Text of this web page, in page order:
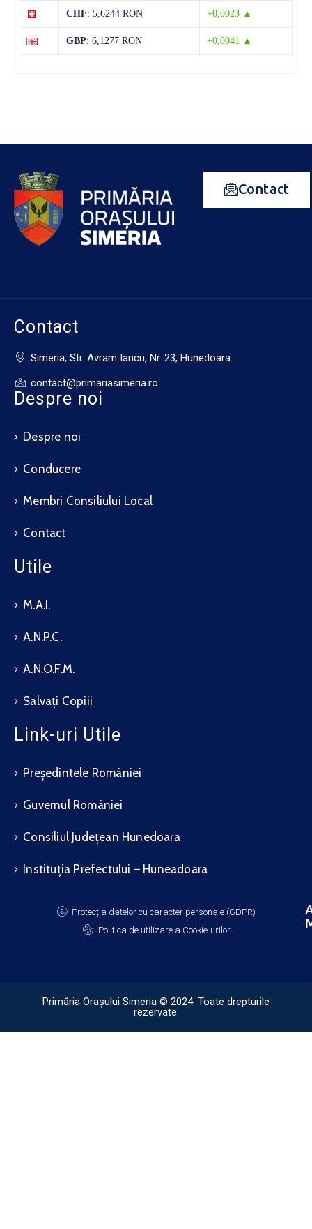
CHF: 5,6244 RON +0,0023 ▲
GBP: 6,1277 RON +0,0041 ▲
Contact
Contact
Simeria, Str. Avram Iancu, Nr. 23, Hunedoara
contact@primariasimeria.ro
Despre noi
Despre noi
Conducere
Membri Consiliului Local
Contact
Utile
M.A.I.
A.N.P.C.
A.N.O.F.M.
Salvați Copiii
Link-uri Utile
Președintele României
Guvernul României
Consiliul Județean Hunedoara
Instituția Prefectului – Huneadoara
Protecția datelor cu caracter personale (GDPR)
Politica de utilizare a Cookie-urilor
Primăria Orașului Simeria © 2024. Toate drepturile
rezervate.